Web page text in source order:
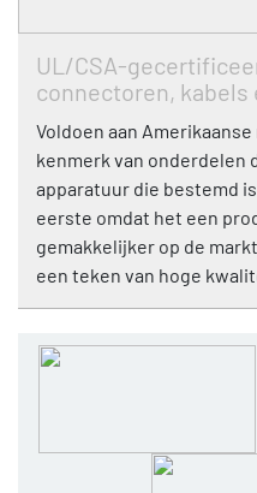
UL/CSA-
connectoren, kabels
Voldoen aan
kenmerk van onderdelen
apparatuur die bestemd
eerste omdat het een
gemakkelijker op de
een teken van hoge